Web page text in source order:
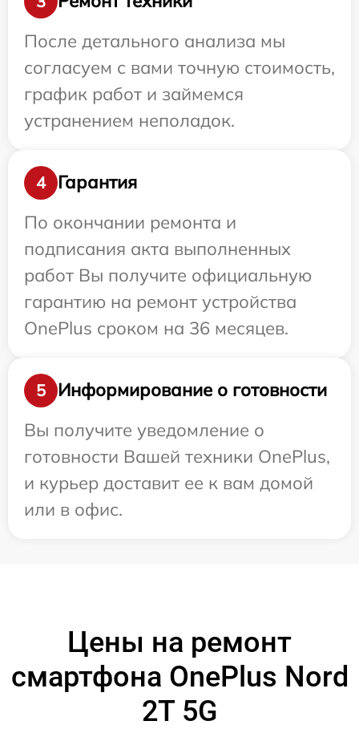
После детального анализа мы
согласуем с вами точную стоимость,
график работ и займемся
устранением неполадок.
4
Гарантия
По окончании ремонта и
подписания акта выполненных
работ Вы получите официальную
гарантию на ремонт устройства
OnePlus сроком на 36 месяцев.
5
Информирование о готовности
Вы получите уведомление о
готовности Вашей техники OnePlus,
и курьер доставит ее к вам домой
или в офис.
Цены на ремонт
смартфона OnePlus Nord
2T 5G